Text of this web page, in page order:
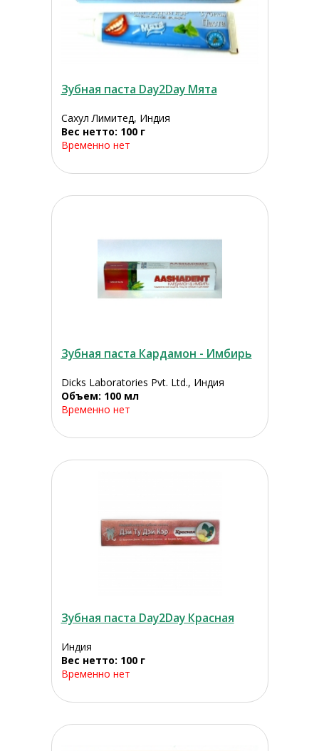
Зубная паста Day2Day Мята
Сахул Лимитед, Индия
Вес нетто: 100 г
Временно нет
Зубная паста Кардамон - Имбирь
Dicks Laboratories Pvt. Ltd., Индия
Объем: 100 мл
Временно нет
Зубная паста Day2Day Красная
Индия
Вес нетто: 100 г
Временно нет